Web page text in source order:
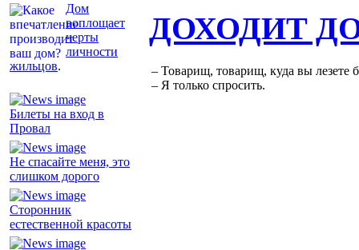
Дом
воплощает
черты
личности
жильцов.
Билеты на вход в
Провал
Не спасайте меня, это
слишком дорого
Сторонник
естественной красоты
ДОХОДИТ
– Товарищ, товарищ, куда вы лезете
– Я только спросить.